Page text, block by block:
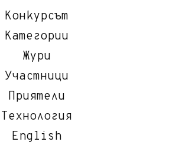
Конкурсът
Категории
Жури
Участници
Приятели
Технология
English